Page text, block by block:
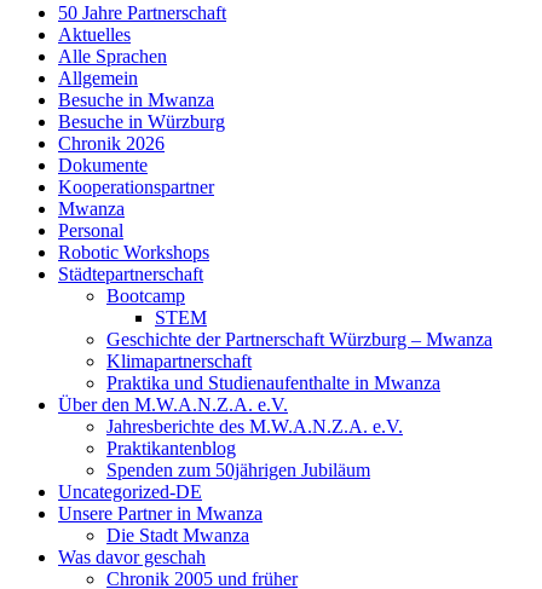
50 Jahre Partnerschaft
Aktuelles
Alle Sprachen
Allgemein
Besuche in Mwanza
Besuche in Würzburg
Chronik 2026
Dokumente
Kooperationspartner
Mwanza
Personal
Robotic Workshops
Städtepartnerschaft
Bootcamp
STEM
Geschichte der Partnerschaft Würzburg – Mwanza
Klimapartnerschaft
Praktika und Studienaufenthalte in Mwanza
Über den M.W.A.N.Z.A. e.V.
Jahresberichte des M.W.A.N.Z.A. e.V.
Praktikantenblog
Spenden zum 50jährigen Jubiläum
Uncategorized-DE
Unsere Partner in Mwanza
Die Stadt Mwanza
Was davor geschah
Chronik 2005 und früher